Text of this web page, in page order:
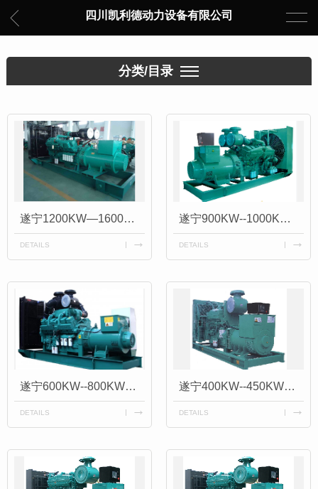
四川凯利德动力设备有限公司
分类/目录
遂宁1200KW—1600KW重庆康明斯发电机组
DETAILS
遂宁900KW--1000KW重庆康明斯发电机组
DETAILS
遂宁600KW--800KW重庆康明斯发电机组
DETAILS
遂宁400KW--450KW重庆康明斯发电机组
DETAILS